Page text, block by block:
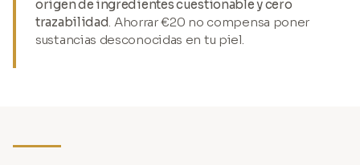
origen de ingredientes cuestionable y cero
trazabilidad. Ahorrar €20 no compensa poner
sustancias desconocidas en tu piel.